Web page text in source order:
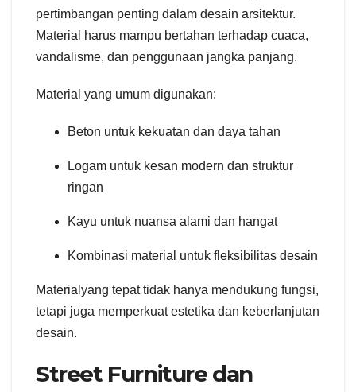
pertimbangan penting dalam desain arsitektur.
Material harus mampu bertahan terhadap cuaca,
vandalisme, dan penggunaan jangka panjang.
Material yang umum digunakan:
Beton untuk kekuatan dan daya tahan
Logam untuk kesan modern dan struktur
ringan
Kayu untuk nuansa alami dan hangat
Kombinasi material untuk fleksibilitas desain
Materialyang tepat tidak hanya mendukung fungsi,
tetapi juga memperkuat estetika dan keberlanjutan
desain.
Street Furniture dan